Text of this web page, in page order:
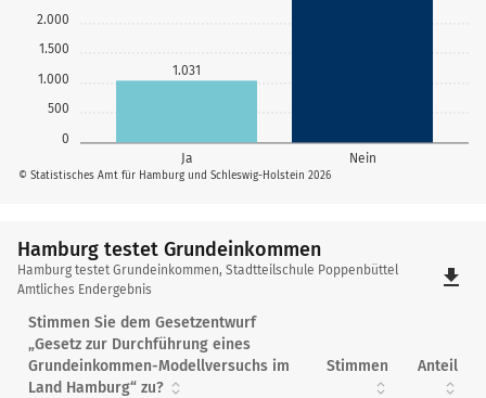
0
500
1.000
1.500
2.000
Ja Nein
1.031
© Statistisches Amt für Hamburg und Schleswig-Holstein 2026
Hamburg testet Grundeinkommen
Hamburg
testet
Grundeinkommen
Hamburg testet Grundeinkommen, Stadtteilschule Poppenbüttel
Amtliches Endergebnis
file_download
Stimmen Sie dem Gesetzentwurf
„Gesetz zur Durchführung eines
Grundeinkommen-Modellversuchs im
Land Hamburg“ zu?
Stimmen Anteil